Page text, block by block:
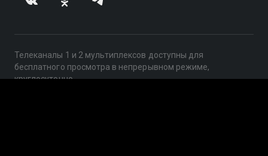
Телеканалы 1 и 2 мультиплексов доступны для
бесплатного просмотра в непрерывном режиме,
круглосуточно.